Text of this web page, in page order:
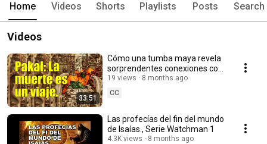
Home Videos Shorts Playlists Posts Search
Videos
33:51
Cómo una tumba maya revela
sorprendentes conexiones con
el Libro de Mormón.
19 views
8 months ago
CC
Las profecías del fin del mundo
de Isaías., Serie Watchman 1
4.3K views 8 months ago